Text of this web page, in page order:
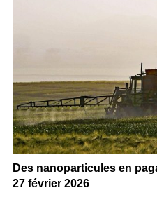
Des nanoparticules en
27 février 2026